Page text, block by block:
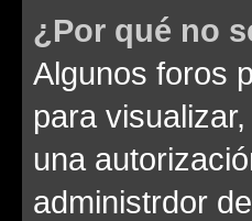
¿Por qué no
Algunos foros
para
una
administrdor